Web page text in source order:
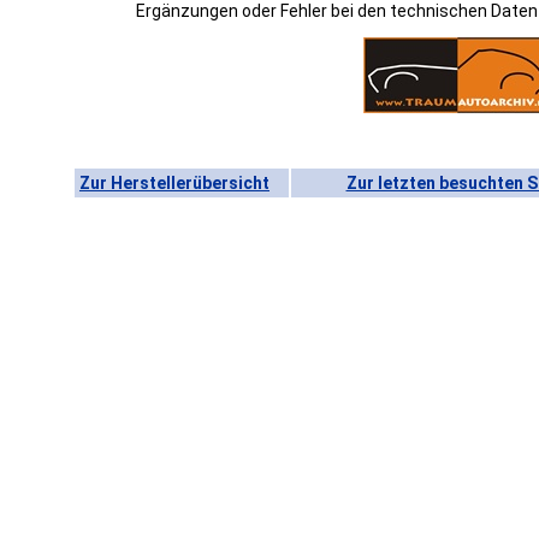
Ergänzungen oder Fehler bei den technischen
Zur Herstellerübersicht Zur letzten besuchten